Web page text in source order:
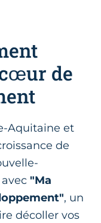
de
Aquitaine et
de
"Ma
, un
décoller vos